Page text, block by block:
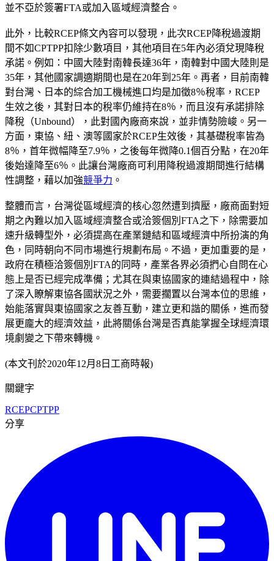
並不亞於簽署FTA或加入區域經濟整合。
此外，比較RCEP條文內容可以發現，此次RCEP降稅過渡期
間不如CPTPP扣除少數項目，其他項目在5年內必須兌現降稅
承諾。例如：中國大陸對南韓長達36年，南韓對中國大陸則是
35年，其他國家調適期間也是在20年到25年。再者，目前南韓
對台灣、日本的綜合加工機械進口均是加徵8％稅率，RCEP
生效之後，其對日本的稅率仍維持在8％，而且沒有承諾排除
降稅（Unbound），此對國內廠商來說，並非情勢險峻。另一
方面，東協、紐、澳等國家於RCEP生效後，其基礎稅率皆為
8％，首年微幅降至7.9％，之後每年微降0.1個百分點，在20年
後始達降至6％。此讓台灣廠商可利用降稅過渡期間進行結構
性調整，藉以加強競爭力 。
整體而言，台灣從區域經濟的核心忽然遭到擠壓，廠商面對短
期之內難以加入區域經濟整合或洽簽個別FTA之下，除需要加
速升級轉型外，必須提高在產業鏈結和區域經濟中所扮演的角
色，同時朝向不同市場進行規劃布局。不過，更加重要的是，
政府在積極洽簽個別FTA的同時，產業各界必須捫心自問在心
態上是否已經完成準備；尤其在與東協國家的連結過程中，除
了深入瞭解東協各國狀況之外，需要擱置以台灣本位的思維，
始能落實與東協國家之友善互動，建立更和諧的關係，進而發
展更龐大的經濟效益，此將關係台灣是否真能掌握全球經濟環
境劇變之下帶來轉機。
(本文刊於2020年12月8日工商時報)
關鍵字
RCEPCPTPP
分享